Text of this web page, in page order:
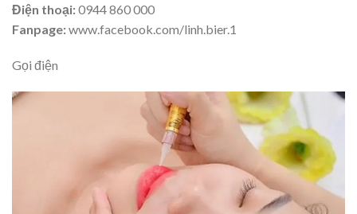
Điện thoại:0944 860 000
Fanpage:www.facebook.com/linh.bier.1
Gọi điện